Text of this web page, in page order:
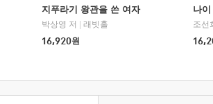
지푸라기 왕관을 쓴 여자
박상영 저
래빗홀
16,920원
나
조선